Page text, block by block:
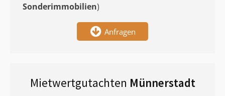
Sonderimmobilien)
Anfragen
Mietwertgutachten Münnerstadt